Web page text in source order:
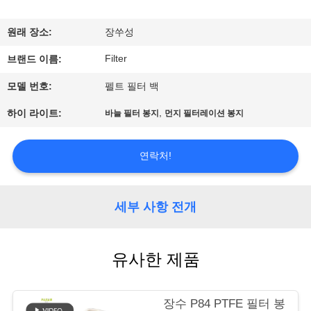
여
행
품
연
원래 장소: 장쑤성
브랜드 이름: Filter
모델 번호: 펠트 필터 백
하이 라이트: 바늘 필터 봉지 , 먼지 필터레이션 봉지
연락처!
세부 사항 전개
유사한 제품
장수 P84 PTFE 필터 봉